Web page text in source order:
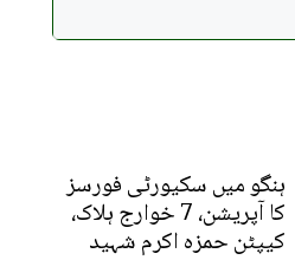
ہنگو میں سکیورٹی فورسز
کا آپریشن، 7 خوارج ہلاک،
کیپٹن حمزہ اکرم شہید